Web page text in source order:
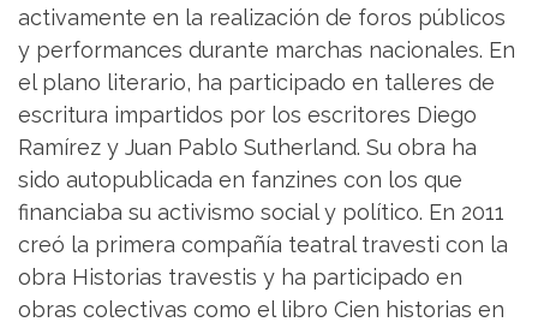
activamente en la realización de foros públicos
y performances durante marchas nacionales. En
el plano literario, ha participado en talleres de
escritura impartidos por los escritores Diego
Ramírez y Juan Pablo Sutherland. Su obra ha
sido autopublicada en fanzines con los que
financiaba su activismo social y político. En 2011
creó la primera compañía teatral travesti con la
obra Historias travestis y ha participado en
obras colectivas como el libro Cien historias en